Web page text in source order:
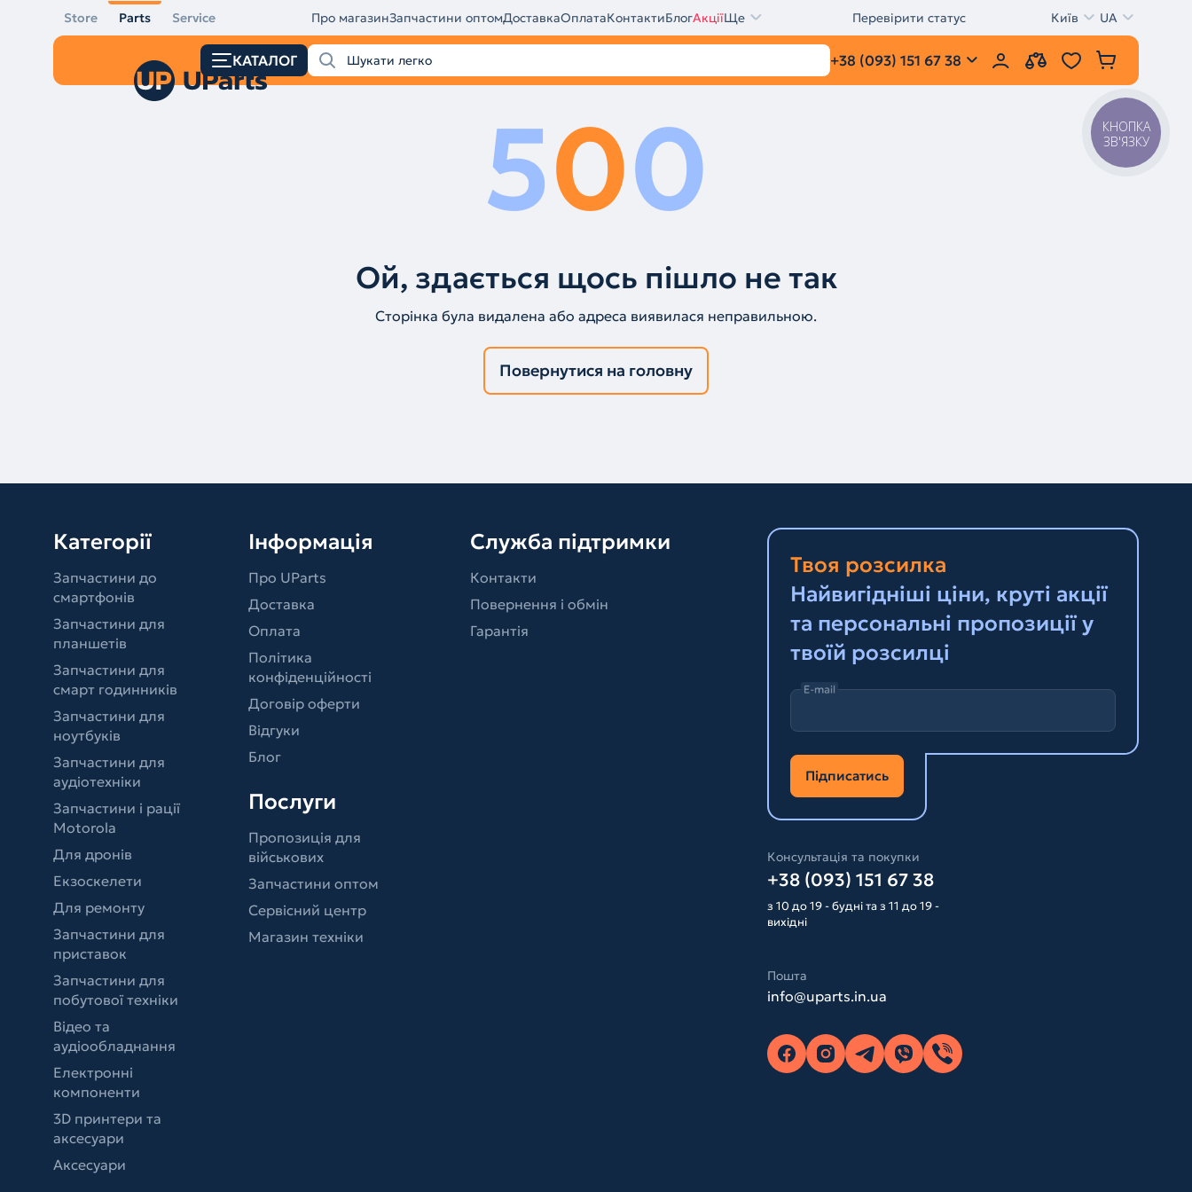
Store Parts Service Про магазинЗапчастини оптомДоставкаОплатаКонтактиБлогАкціїЩе Перевірити статус Київ UA
КАТАЛОГ +38 (093) 151 67 38
500
Ой, здається щось пішло не так
Сторінка була видалена або адреса виявилася неправильною.
Повернутися на головну
Категорії
Запчастини до
смартфонів
Запчастини для
планшетів
Запчастини для
смарт годинників
Запчастини для
ноутбуків
Запчастини для
аудіотехніки
Запчастини і рації
Motorola
Для дронів
Екзоскелети
Для ремонту
Запчастини для
приставок
Запчастини для
побутової техніки
Відео та
аудіообладнання
Електронні
компоненти
3D принтери та
аксесуари
Аксесуари
Інформація
Про UParts
Доставка
Оплата
Політика
конфіденційності
Договір оферти
Відгуки
Блог
Послуги
Пропозиція для
військових
Запчастини оптом
Сервісний центр
Магазин техніки
Служба підтримки
Контакти
Повернення і обмін
Гарантія
Твоя розсилка
Найвигідніші ціни, круті акції
та персональні пропозиції у
твоїй розсилці
E-mail
Підписатись
Консультація та покупки
+38 (093) 151 67 38
з 10 до 19 - будні та з 11 до 19 -
вихідні
Пошта
info@uparts.in.ua
КНОПКА
ЗВ'ЯЗКУ